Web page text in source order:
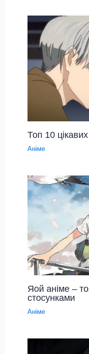
Топ 10
Аніме
Яой аніме –
стосунками
Аніме